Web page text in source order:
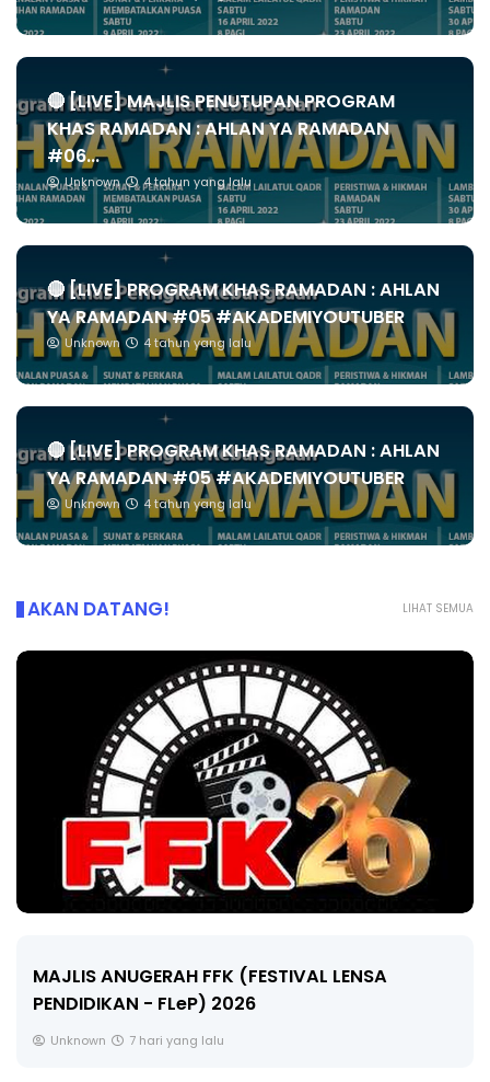
🔴 [LIVE] MAJLIS PENUTUPAN PROGRAM
KHAS RAMADAN : AHLAN YA RAMADAN
#06...
Unknown 4 tahun yang lalu
🔴 [LIVE] PROGRAM KHAS RAMADAN : AHLAN
YA RAMADAN #05 #AKADEMIYOUTUBER
Unknown 4 tahun yang lalu
🔴 [LIVE] PROGRAM KHAS RAMADAN : AHLAN
YA RAMADAN #05 #AKADEMIYOUTUBER
Unknown 4 tahun yang lalu
LIHAT SEMUA
AKAN DATANG!
🔴 [LIVE] MATEMATIK SR, WANG TAHUN 6 OLEH
CIKGU ANITA #ALLINONE #141 #...